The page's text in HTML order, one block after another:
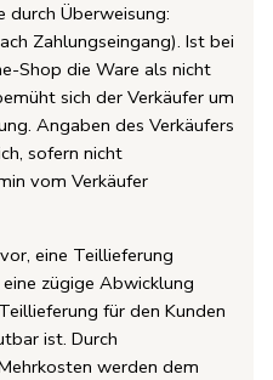
durch Überweisung:
Zahlungseingang). Ist bei
Shop die Ware als nicht
sich der Verkäufer um
Angaben des Verkäufers
sofern nicht
vom Verkäufer
eine Teillieferung
zügige Abwicklung
für den Kunden
ist. Durch
werden dem